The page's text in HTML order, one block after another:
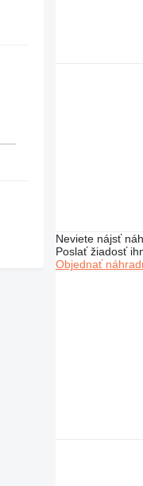
Neviete nájsť
Poslať žiadosť
Objednať